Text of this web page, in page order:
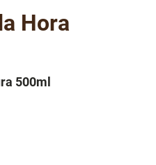
Hora
500ml